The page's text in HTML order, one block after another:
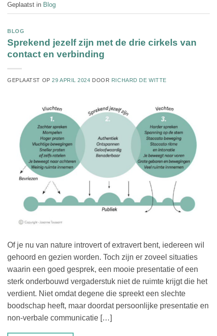
Geplaatst in Blog
BLOG
Sprekend jezelf zijn met de drie cirkels van
contact en verbinding
GEPLAATST OP29 APRIL 2024 DOOR RICHARD DE WITTE
Of je nu van nature introvert of extravert bent, iedereen wil
gehoord en gezien worden. Toch zijn er zoveel situaties
waarin een goed gesprek, een mooie presentatie of een
sterk onderbouwd vergaderstuk niet de ruimte krijgt die het
verdient. Niet omdat degene die spreekt een slechte
boodschap heeft, maar doordat persoonlijke presentatie en
non-verbale communicatie […]